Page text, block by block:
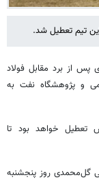
تیم تعطیل شد.
از برد مقابل فولاد
و پژوهشگاه نفت به
تعطیل خواهد بود تا
گل‌محمدی روز پنجشنبه